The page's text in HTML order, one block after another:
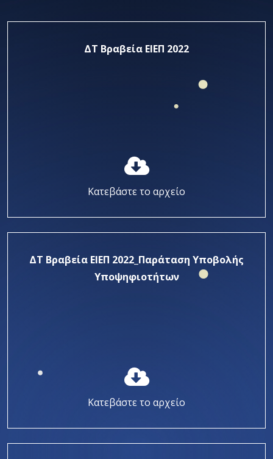
ΔΤ Βραβεία ΕΙΕΠ 2022
Κατεβάστε το αρχείο
ΔΤ Βραβεία ΕΙΕΠ 2022_Παράταση Υποβολής
Υποψηφιοτήτων
Κατεβάστε το αρχείο